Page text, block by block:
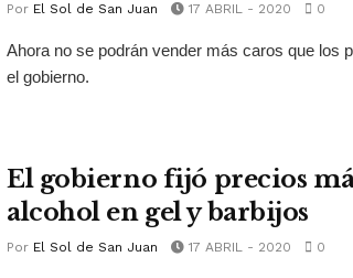
Por El Sol de San Juan 17 ABRIL - 2020 0
Ahora no se podrán vender más caros que los
el gobierno.
El gobierno fijó precios
alcohol en gel y barbijos
Por El Sol de San Juan 17 ABRIL - 2020 0